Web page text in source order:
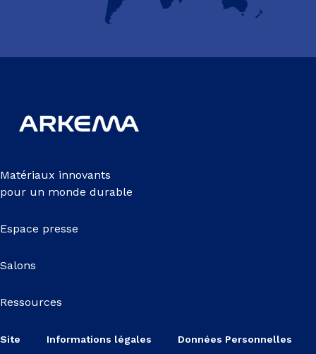
Matériaux innovants
pour un monde durable
Espace presse
Salons
Ressources
Site Informations légales Données Personnelles